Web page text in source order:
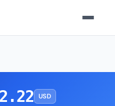
USD